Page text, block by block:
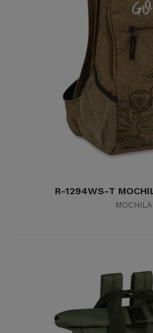
R-1294WS-T